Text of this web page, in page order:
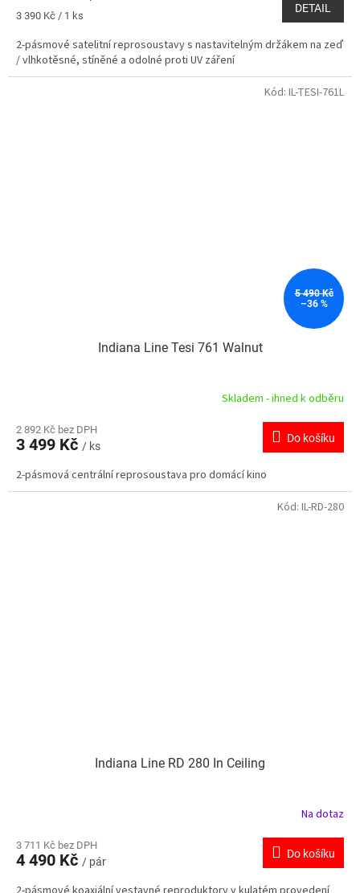
Měrná
3 390 Kč / 1 ks
DETAIL
2-pásmové satelitní reprosoustavy s nastavitelným držákem na zeď
/ vlhkotěsné, stíněné a odolné proti UV záření
5 490 Kč
–36 %
Indiana Line Tesi 761 Walnut
Skladem - ihned k odběru
2 892 Kč bez DPH
3 499 Kč / ks
Do košíku
2-pásmová centrální reprosoustava pro domácí kino
Kód: IL-TESI-761L
Indiana Line RD 280 In Ceiling
Na dotaz
3 711 Kč bez DPH
4 490 Kč / pár
Do košíku
Kód: IL-RD-280